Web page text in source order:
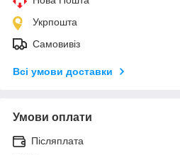
Укрпошта
Самовивіз
Всі умови доставки
Умови оплати
Післяплата